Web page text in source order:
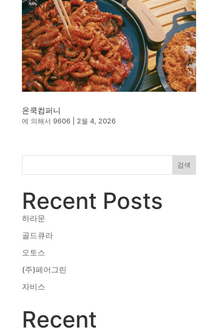
온쿡컴퍼니
에 의해서 9606 2월 4, 2026
검색
Recent Posts
하라문
골드큐라
오토스
(주)페어그린
자비스
Recent